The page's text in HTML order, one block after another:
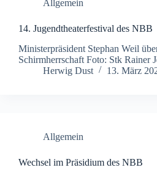
Allgemein
14. Jugendtheaterfestival des NBB
Ministerpräsident Stephan Weil
Schirmherrschaft Foto: Stk Rainer
Herwig Dust
13. März
Allgemein
Wechsel im Präsidium des NBB